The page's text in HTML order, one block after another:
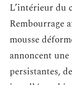
L’intérieur du
Rembourrage
mousse
annoncent une
persistantes,